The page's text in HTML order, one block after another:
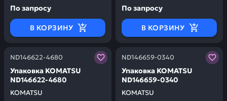
По запросу
В КОРЗИНУ
По запросу
В КОРЗИНУ
ND146622-4680
KOMATSU
Упаковка KOMATSU
ND146622-4680
Заказывая запчасти у нас, вы получаете гарантию
ND146659-0340
KOMATSU
Упаковка KOMATSU
ND146659-0340
Заказывая запчасти у